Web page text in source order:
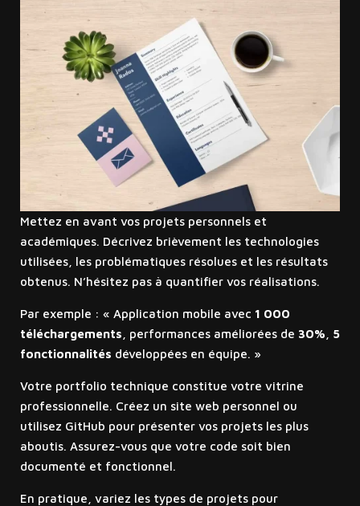
Mettez en avant vos projets personnels et
académiques. Décrivez brièvement les technologies
utilisées, les problématiques résolues et les résultats
obtenus. N’hésitez pas à quantifier vos réalisations.
Par exemple : « Application mobile avec 1 000
téléchargements , performances améliorées de 30%
5
fonctionnalités développées en équipe. »
Votre portfolio technique constitue votre vitrine
professionnelle. Créez un site web personnel ou
utilisez GitHub pour présenter vos projets les plus
aboutis. Assurez-vous que votre code soit bien
documenté et fonctionnel.
En pratique, variez les types de projets pour